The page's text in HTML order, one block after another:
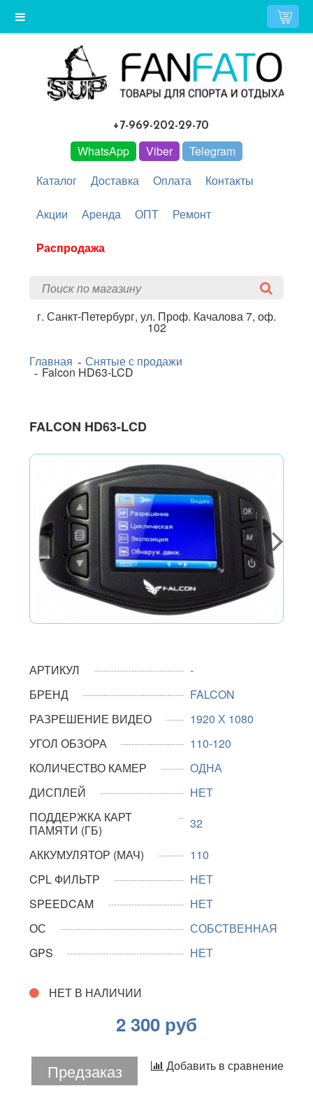
+7-969-202-29-70
WhatsApp Viber
Telegram
Каталог
Доставка Оплата Контакты
Акции Аренда ОПТ Ремонт
Распродажа
г. Санкт-Петербург, ул. Проф. Качалова 7, оф.
102
Главная Снятые с продажи
Falcon HD63-LCD
FALCON HD63-LCD
АРТИКУЛ
-
БРЕНД
FALCON
РАЗРЕШЕНИЕ ВИДЕО
1920 Х 1080
УГОЛ ОБЗОРА
110-120
КОЛИЧЕСТВО КАМЕР
ОДНА
ДИСПЛЕЙ
НЕТ
ПОДДЕРЖКА КАРТ
ПАМЯТИ (ГБ)
32
АККУМУЛЯТОР (МАЧ)
110
CPL ФИЛЬТР
НЕТ
SPEEDCAM
НЕТ
ОС
СОБСТВЕННАЯ
GPS
НЕТ
НЕТ В НАЛИЧИИ
2 300 руб
Предзаказ Добавить в сравнение